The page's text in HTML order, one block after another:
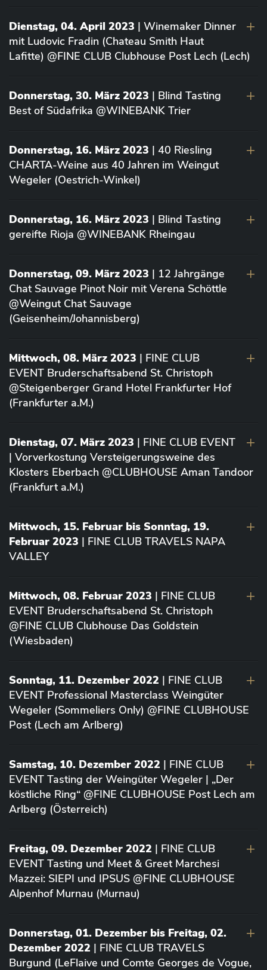
Dienstag, 04. April 2023 | Winemaker Dinner
mit Ludovic Fradin (Chateau Smith Haut
Lafitte) @FINE CLUB Clubhouse Post Lech (Lech)
Donnerstag, 30. März 2023 | Blind Tasting
Best of Südafrika @WINEBANK Trier
Donnerstag, 16. März 2023 | 40 Riesling
CHARTA-Weine aus 40 Jahren im Weingut
Wegeler (Oestrich-Winkel)
Donnerstag, 16. März 2023 | Blind Tasting
gereifte Rioja @WINEBANK Rheingau
Donnerstag, 09. März 2023 | 12 Jahrgänge
Chat Sauvage Pinot Noir mit Verena Schöttle
@Weingut Chat Sauvage
(Geisenheim/Johannisberg)
Mittwoch, 08. März 2023 | FINE CLUB
EVENT Bruderschaftsabend St. Christoph
@Steigenberger Grand Hotel Frankfurter Hof
(Frankfurter a.M.)
Dienstag, 07. März 2023 | FINE CLUB EVENT
| Vorverkostung Versteigerungsweine des
Klosters Eberbach @CLUBHOUSE Aman Tandoor
(Frankfurt a.M.)
Mittwoch, 15. Februar bis Sonntag, 19.
Februar 2023 | FINE CLUB TRAVELS NAPA
VALLEY
Mittwoch, 08. Februar 2023 | FINE CLUB
EVENT Bruderschaftsabend St. Christoph
@FINE CLUB Clubhouse Das Goldstein
(Wiesbaden)
Sonntag, 11. Dezember 2022 | FINE CLUB
EVENT Professional Masterclass Weingüter
Wegeler (Sommeliers Only) @FINE CLUBHOUSE
Post (Lech am Arlberg)
Samstag, 10. Dezember 2022 | FINE CLUB
EVENT Tasting der Weingüter Wegeler | „Der
köstliche Ring“ @FINE CLUBHOUSE Post Lech am
Arlberg (Österreich)
Freitag, 09. Dezember 2022 | FINE CLUB
EVENT Tasting und Meet & Greet Marchesi
Mazzei: SIEPI und IPSUS @FINE CLUBHOUSE
Alpenhof Murnau (Murnau)
Donnerstag, 01. Dezember bis Freitag, 02.
Dezember 2022 | FINE CLUB TRAVELS
Burgund (LeFlaive und Comte Georges de Vogue,